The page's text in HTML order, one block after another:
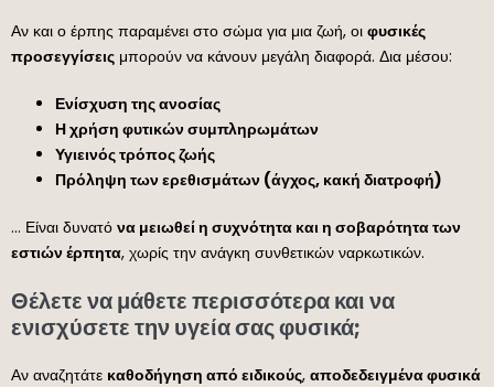
Αν και ο έρπης παραμένει στο σώμα για μια ζωή, οι φυσικές
προσεγγίσεις μπορούν να κάνουν μεγάλη διαφορά. Δια μέσου:
Ενίσχυση της ανοσίας
Η χρήση φυτικών συμπληρωμάτων
Υγιεινός τρόπος ζωής
Πρόληψη των ερεθισμάτων (άγχος, κακή διατροφή)
… Είναι δυνατό να μειωθεί η συχνότητα και η σοβαρότητα των
εστιών έρπητα, χωρίς την ανάγκη συνθετικών ναρκωτικών.
Θέλετε να μάθετε περισσότερα και να
ενισχύσετε την υγεία σας φυσικά;
Αν αναζητάτε καθοδήγηση από ειδικούς, αποδεδειγμένα φυσικά